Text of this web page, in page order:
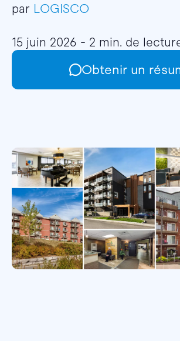
par LOGISCO
15 juin 2026 - 2 min. de
Obtenir un